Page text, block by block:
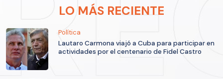
LO MÁS RECIENTE
Política
Lautaro Carmona viajó a Cuba para participar en
actividades por el centenario de Fidel Castro